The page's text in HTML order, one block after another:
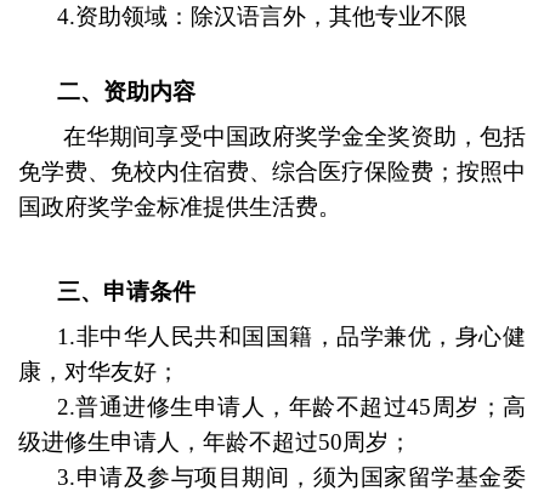
4.资助领域：除汉语言外，其他专业不限
二、资助内容
在华期间享受中国政府奖学金全奖资助，包括
免学费、免校内住宿费、综合医疗保险费；按照中
国政府奖学金标准提供生活费。
三、申请条件
1.非中华人民共和国国籍，品学兼优，身心健
康 ， 对华友好 ；
2.普通进修生申请人，年龄不超过45周岁；高
级进修生申请人，年龄不超过50周岁；
3.申请及参与项目期间，须为国家留学基金委